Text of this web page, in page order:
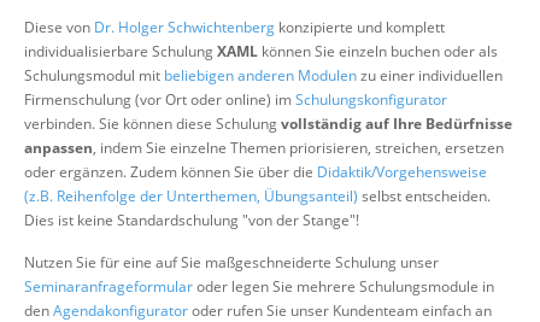
Suche
Diese von Dr. Holger Schwichtenberg konzipierte und komplett
individualisierbare SchulungXAML können Sie einzeln buchen oder als
Schulungsmodul mit beliebigen anderen Modulenzu einer individuellen
Firmenschulung (vor Ort oder online) imSchulungskonfigurator
verbinden. Sie können diese Schulungvollständig auf Ihre Bedürfnisse
anpassen, indem Sie einzelne Themen priorisieren, streichen, ersetzen
oder ergänzen. Zudem können Sie über die Didaktik/Vorgehensweise
(z.B. Reihenfolge der Unterthemen, Übungsanteil) selbst entscheiden.
Dies ist keine Standardschulung "von der Stange"!
Nutzen Sie für eine auf Sie maßgeschneiderte Schulung unser
Seminaranfrageformularoder legen Sie mehrere Schulungsmodule in
denAgendakonfiguratoroder rufen Sie unser Kundenteam einfach an